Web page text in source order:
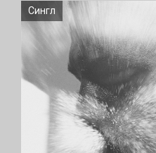
Сингл